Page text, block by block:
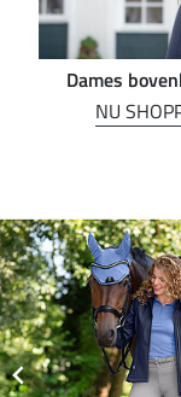
Dames
NU